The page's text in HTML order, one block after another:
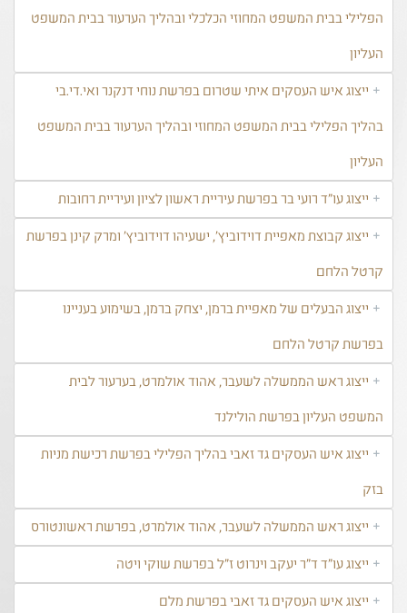
הפלילי בבית המשפט המחוזי הכלכלי ובהליך הערעור בבית המשפט
העליון
ייצוג איש העסקים איתי שטרום בפרשת נוחי דנקנר ואי.די.בי
בהליך הפלילי בבית המשפט המחוזי ובהליך הערעור בבית המשפט
העליון
ייצוג עו"ד רועי בר בפרשת עיריית ראשון לציון ועיריית רחובות
ייצוג קבוצת מאפיית דוידוביץ', ישעיהו דוידוביץ' ומרק קינן בפרשת
קרטל הלחם
ייצוג הבעלים של מאפיית ברמן, יצחק ברמן, בשימוע בעניינו
בפרשת קרטל הלחם
ייצוג ראש הממשלה לשעבר, אהוד אולמרט, בערעור לבית
המשפט העליון בפרשת הולילנד
ייצוג איש העסקים גד זאבי בהליך הפלילי בפרשת רכישת מניות
בזק
ייצוג ראש הממשלה לשעבר, אהוד אולמרט, בפרשת ראשונטורס
ייצוג עו"ד ד"ר יעקב וינרוט ז"ל בפרשת שוקי ויטה
ייצוג איש העסקים גד זאבי בפרשת מלם